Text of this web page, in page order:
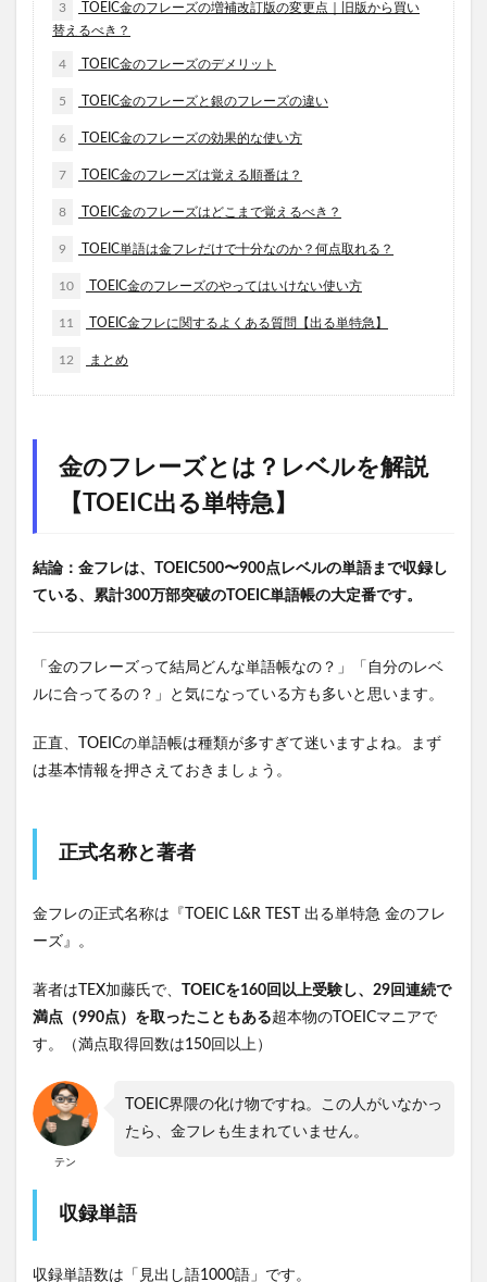
3
TOEIC金のフレーズの増補改訂版の変更点｜旧版から買い
替えるべき？
4 TOEIC金のフレーズのデメリット
5 TOEIC金のフレーズと銀のフレーズの違い
6 TOEIC金のフレーズの効果的な使い方
7 TOEIC金のフレーズは覚える順番は？
8 TOEIC金のフレーズはどこまで覚えるべき？
9 TOEIC単語は金フレだけで十分なのか？何点取れる？
10 TOEIC金のフレーズのやってはいけない使い方
11 TOEIC金フレに関するよくある質問【出る単特急】
12 まとめ
金のフレーズとは？レベルを解説
【TOEIC出る単特急】
結論： 金フレは、TOEIC500〜900点レベルの単語まで収録し
ている、累計300万部突破のTOEIC単語帳の大定番です。
「金のフレーズって結局どんな単語帳なの？」「自分のレベ
ルに合ってるの？」と気になっている方も多いと思います。
正直、TOEICの単語帳は種類が多すぎて迷いますよね。まず
は基本情報を押さえておきましょう。
正式名称と著者
金フレの正式名称は『TOEIC L&R TEST 出る単特急 金のフレ
ーズ』。
著者はTEX加藤氏で、
TOEICを160回以上受験し、29回連続で
満点（990点）を取ったこともある超本物のTOEICマニアで
す。（満点取得回数は150回以上）
テン
TOEIC界隈の化け物ですね。この人がいなかっ
たら、金フレも生まれていません。
収録単語
収録単語数は「見出し語1000語」です。